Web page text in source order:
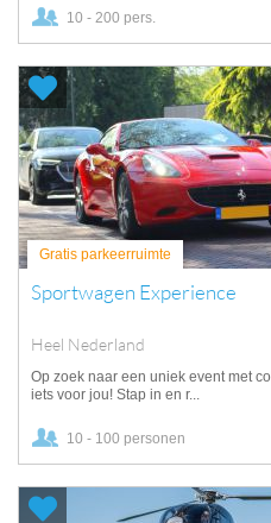
10 - 200 pers.
Gratis parkeerruimte
Sportwagen Experience
Heel Nederland
Op zoek naar een uniek event met
iets voor jou! Stap in en r...
10 - 100 personen